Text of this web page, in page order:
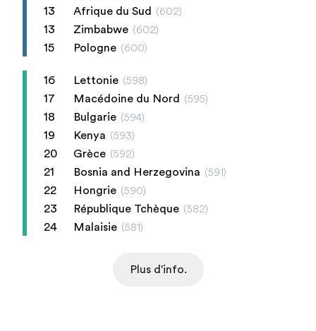
13 Afrique du Sud (602)
13 Zimbabwe (602)
15 Pologne (600)
16 Lettonie (598)
17 Macédoine du Nord (595)
18 Bulgarie (594)
19 Kenya (593)
20 Grèce (592)
21 Bosnia and Herzegovina (591)
22 Hongrie (590)
23 République Tchèque (582)
24 Malaisie (581)
Plus d'info.